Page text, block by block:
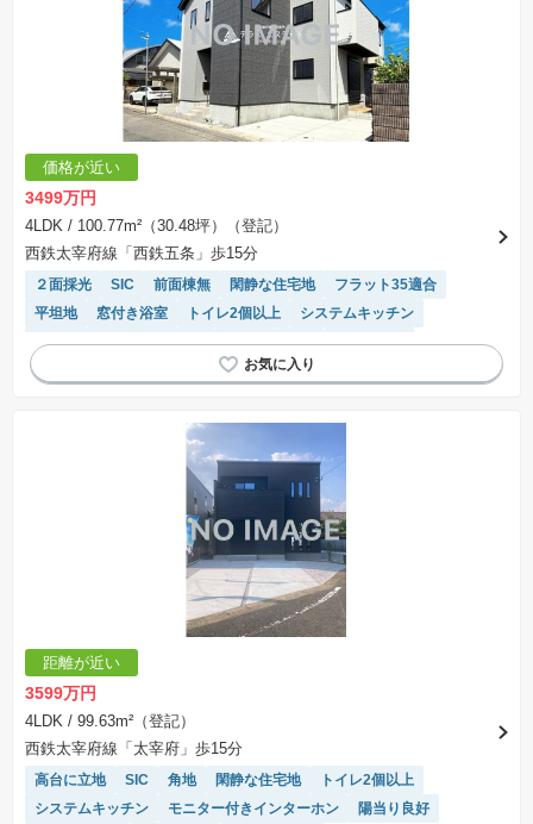
価格が近い
3499万円
4LDK / 100.77m²（30.48坪）（登記）
西鉄太宰府線「西鉄五条」歩15分
２面採光 SIC 前面棟無 閑静な住宅地
フラット35適合
平坦地
窓付き浴室 トイレ2個以上
システムキッチン
モニター付きインターホン
食洗機 WIC
陽当り良好
温水洗浄便座
対面キッチン
距離が近い
3599万円
4LDK / 99.63m²（登記）
西鉄太宰府線「太宰府」歩15分
高台に立地 SIC 角地 閑静な住宅地
トイレ2個以上
システムキッチン
モニター付きインターホン
陽当り良好